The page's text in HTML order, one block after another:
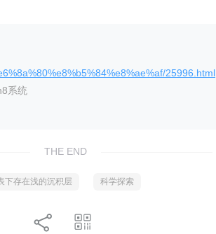
25996.html
系统
THE END
下存在浅的沉积层 科学探索